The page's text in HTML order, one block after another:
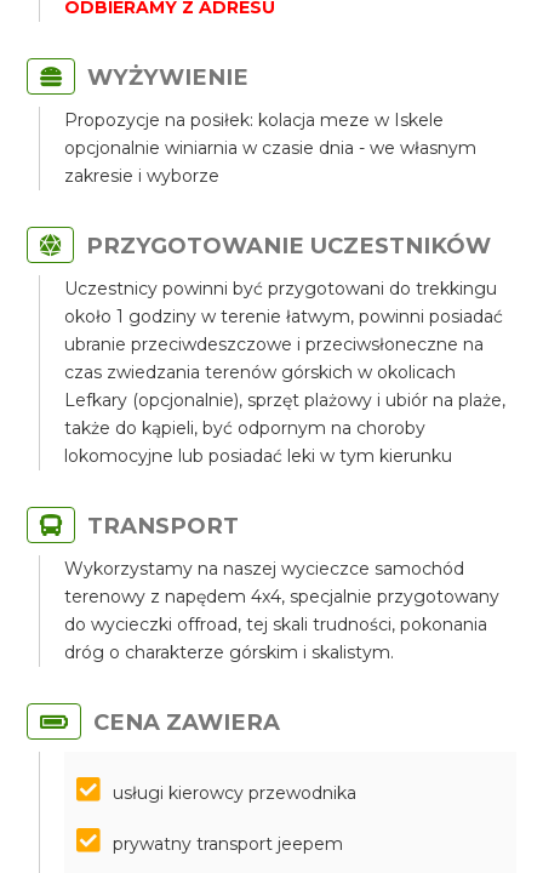
ODBIERAMY Z ADRESU
WYŻYWIENIE
Propozycje na posiłek: kolacja meze w Iskele
opcjonalnie winiarnia w czasie dnia - we własnym
zakresie i wyborze
PRZYGOTOWANIE UCZESTNIKÓW
Uczestnicy powinni być przygotowani do trekkingu
około 1 godziny w terenie łatwym, powinni posiadać
ubranie przeciwdeszczowe i przeciwsłoneczne na
czas zwiedzania terenów górskich w okolicach
Lefkary (opcjonalnie), sprzęt plażowy i ubiór na plaże,
także do kąpieli, być odpornym na choroby
lokomocyjne lub posiadać leki w tym kierunku
TRANSPORT
Wykorzystamy na naszej wycieczce samochód
terenowy z napędem 4x4, specjalnie przygotowany
do wycieczki offroad, tej skali trudności, pokonania
dróg o charakterze górskim i skalistym.
CENA ZAWIERA
usługi kierowcy przewodnika
prywatny transport jeepem